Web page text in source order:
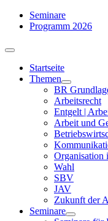
Zum
Inhalt
Seminare
Programm 2026
Toggle
NavigationStartseite
Themen
BR
Arbeits­recht
Entgelt |
Arbeit und
Organisation
Wahl
SBV
JAV
Zukunft der
Seminare